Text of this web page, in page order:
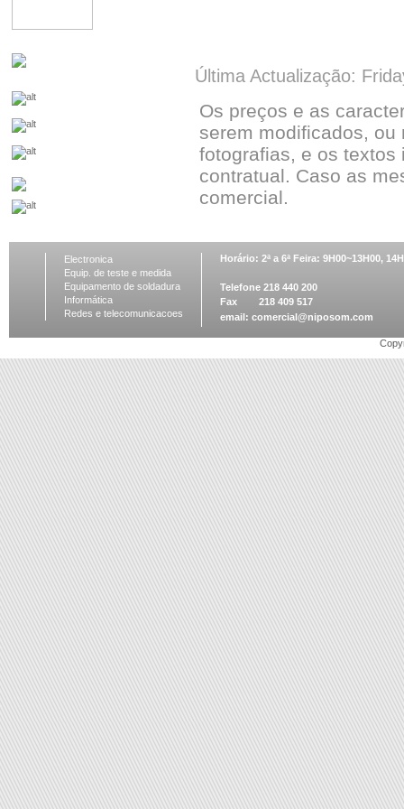
Última Actualização:
Os preços e as
serem modificados, ou
fotografias, e os
contratual. Caso as
comercial.
Electronica
Equip. de teste e medida
Equipamento de soldadura
Informática
Redes e telecomunicacoes
Horário: 2ª a 6ª Feira: 9H00~13H00,
Telefone 218 440 200
Fax 218 409 517
email: comercial@niposom.com